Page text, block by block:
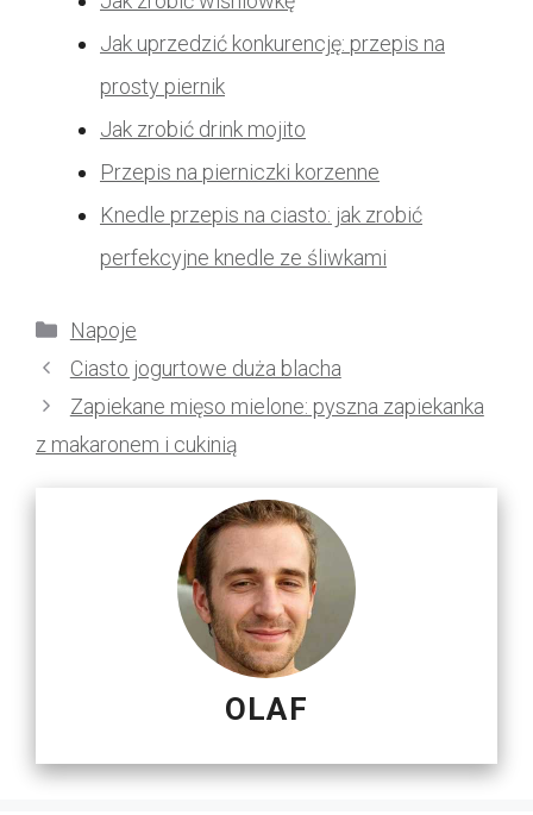
Jak uprzedzić konkurencję: przepis na
prosty piernik
Jak zrobić drink mojito
Przepis na pierniczki korzenne
Knedle przepis na ciasto: jak zrobić
perfekcyjne knedle ze śliwkami
Kategorie
Napoje
Ciasto jogurtowe duża blacha
Zapiekane mięso mielone: pyszna zapiekanka
z makaronem i cukinią
OLAF